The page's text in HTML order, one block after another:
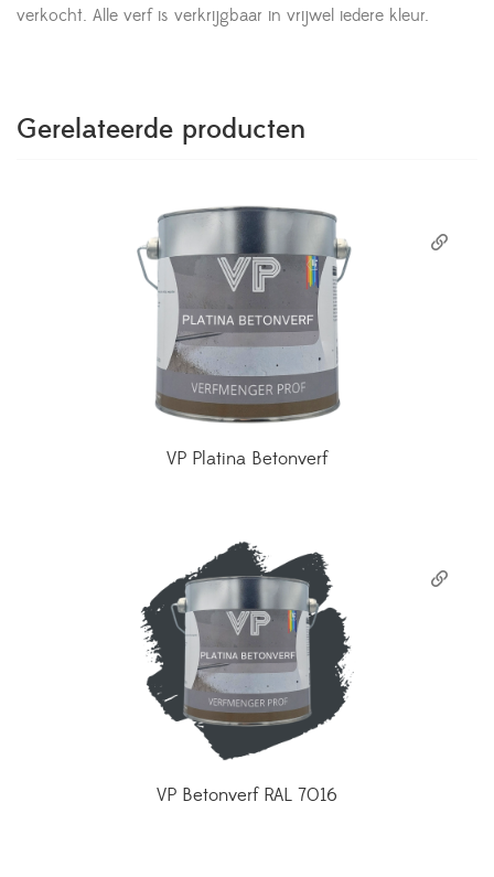
verkocht. Alle verf is verkrijgbaar in vrijwel iedere kleur.
Gerelateerde producten
VP Platina Betonverf
VP Betonverf RAL 7016